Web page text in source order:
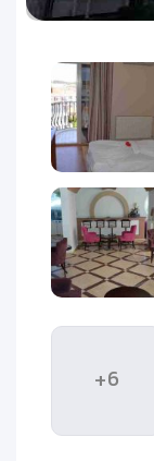
ینیکاپی واقع
+6